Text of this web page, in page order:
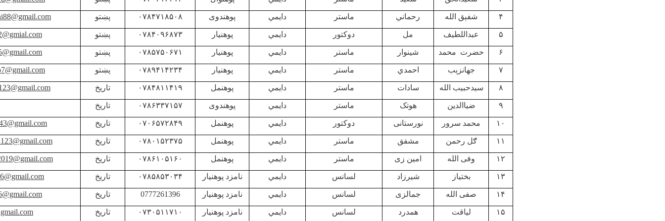
۴ شفېق الله رحماني ماستر دايمي پوهندوی ۰۷۸۴۷۱۸۵۰۸ پښتو
۵ عبداللطيف مل دوکتور دايمي پوهنيار ۰۷۸۴۰۹۶۸۷۳ پښتو
۶ حضرت محمد شينوار ماستر دايمي پوهنيار ۰۷۸۵۷۵۰۶۷۱ پښتو
۷ جهانزېب احمدي ماستر دايمي پوهنيار ۰۷۸۹۴۱۴۲۳۴ پښتو
۸ سیدحبیب الله سادات ماستر دايمي پوهنمل ۰۷۸۴۸۱۱۴۱۹ تاریخ
۹ ضیاالدین هوتک ماستر دايمي پوهندوی ۰۷۸۶۳۳۷۱۵۷ تاریخ
۱۰ محمد سرور نورستانی دوکتور دايمي پوهنمل ۰۷۰۶۵۷۲۸۴۹ تاریخ
۱۱ ګل رحمن مشفق ماستر دايمي پوهنمل ۰۷۸۰۱۵۲۳۷۵ تاریخ
۱۲ وفی الله امین زی ماستر دايمي پوهنمل ۰۷۸۶۱۰۵۱۶۰ تاریخ
۱۳ بختیاز شیرزاد لسانس دايمي نامزد پوهنیار ۰۷۸۵۸۵۳۰۳۴ تاریخ
۱۴ صفی الله جمالزی لسانس دايمي نامزد پوهنیار 0777261396 تاریخ
۱۵ لیاقت همدرد لسانس دايمي نامزد پوهنیار ۰۷۳۰۵۱۱۷۱۰ تاریخ